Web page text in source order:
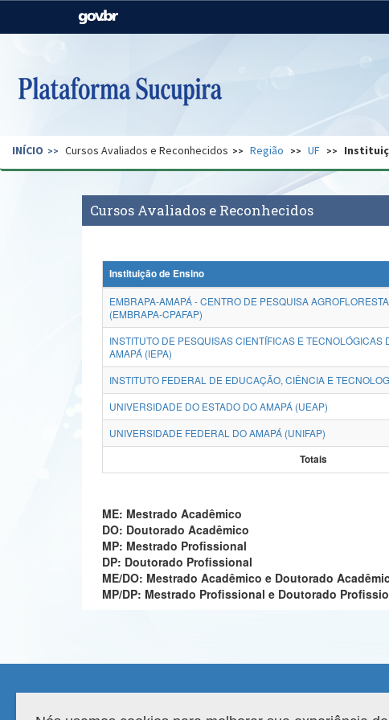
Casa Civil
Pecuária e Abastecimento
Secretaria de Governo Gabinete de Segurança
INÍCIO Cursos Avaliados e Reconhecidos Região UF
Cursos Avaliados e Reconhecidos
Instituição de Ensino
EMBRAPA-AMAPÁ - CENTRO DE PESQUISA
(EMBRAPA-CPAFAP)
INSTITUTO DE PESQUISAS CIENTÍFICAS E TECNOLÓGICAS
AMAPÁ (IEPA)
INSTITUTO FEDERAL DE EDUCAÇÃO, CIÊNCIA E
UNIVERSIDADE DO ESTADO DO AMAPÁ (UEAP)
UNIVERSIDADE FEDERAL DO AMAPÁ (UNIFAP)
Totais
ME: Mestrado Acadêmico
DO: Doutorado Acadêmico
MP: Mestrado Profissional
DP: Doutorado Profissional
ME/DO: Mestrado Acadêmico e Doutorado
MP/DP: Mestrado Profissional e Doutorado